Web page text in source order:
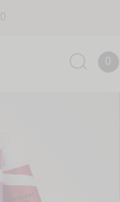
Korb
0
Items